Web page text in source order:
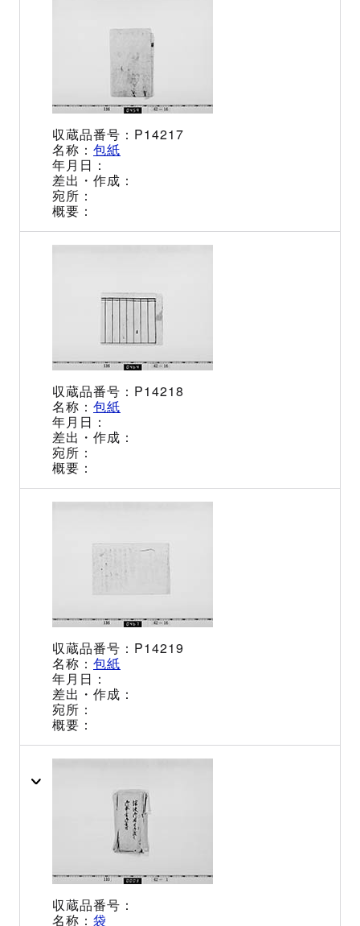
P14217
包紙
P14218
包紙
P14219
包紙
袋